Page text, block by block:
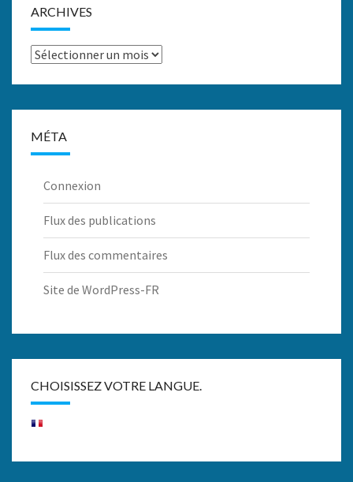
ARCHIVES
Archives
MÉTA
Connexion
Flux des publications
Flux des commentaires
Site de WordPress-FR
CHOISISSEZ VOTRE LANGUE.